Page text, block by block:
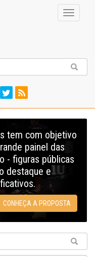
Toggle
tem com objetivo
painel das
- figuras públicas
destaque e
CONHEÇA A PROPOSTA